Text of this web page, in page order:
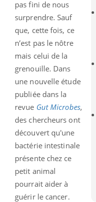
pas fini de nous
surprendre. Sauf
que, cette fois, ce
n’est pas le nôtre
mais celui de la
grenouille. Dans
une nouvelle étude
publiée dans la
revue Gut Microbes,
des chercheurs ont
découvert qu'une
bactérie intestinale
présente chez ce
petit animal
pourrait aider à
guérir le cancer.